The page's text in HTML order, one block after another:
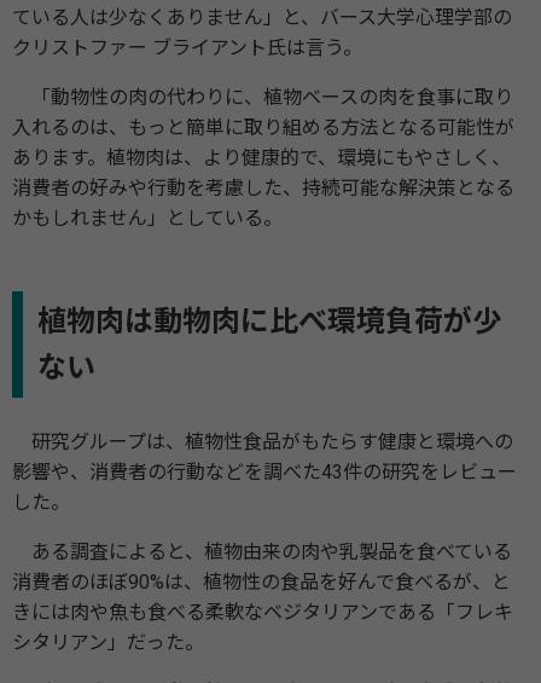
ている人は少なくありません」と、バース大学心理学部の
クリストファー ブライアント氏は言う。
「動物性の肉の代わりに、植物ベースの肉を食事に取り
入れるのは、もっと簡単に取り組める方法となる可能性が
あります。植物肉は、より健康的で、環境にもやさしく、
消費者の好みや行動を考慮した、持続可能な解決策となる
かもしれません」としている。
植物肉は動物肉に比べ環境負荷が少
ない
研究グループは、植物性食品がもたらす健康と環境への
影響や、消費者の行動などを調べた43件の研究をレビュー
した。
ある調査によると、植物由来の肉や乳製品を食べている
消費者のほぼ90%は、植物性の食品を好んで食べるが、と
きには肉や魚も食べる柔軟なベジタリアンである「フレキ
シタリアン」だった。